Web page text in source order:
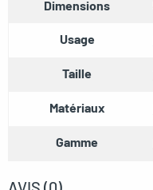
Dimensions
Usage
Taille
Matériaux
Gamme